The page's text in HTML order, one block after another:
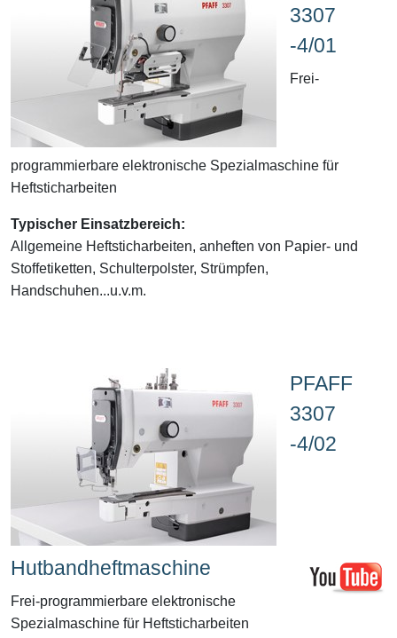
3307
-4/01
Frei-
programmierbare elektronische Spezialmaschine für
Heftsticharbeiten
Typischer Einsatzbereich:
Allgemeine Heftsticharbeiten, anheften von Papier- und
Stoffetiketten, Schulterpolster, Strümpfen,
Handschuhen...u.v.m.
PFAFF
3307
-4/02
Hutbandheftmaschine
Frei-programmierbare elektronische
Spezialmaschine für Heftsticharbeiten